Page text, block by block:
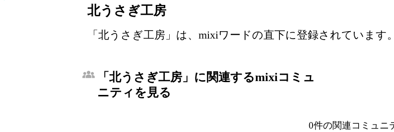
北うさぎ工房
「北うさぎ工房」は、mixiワードの直下に登録されています。
「北うさぎ工房」に関連するmixiコミュ
ニティを見る
0件の関連コミュニ